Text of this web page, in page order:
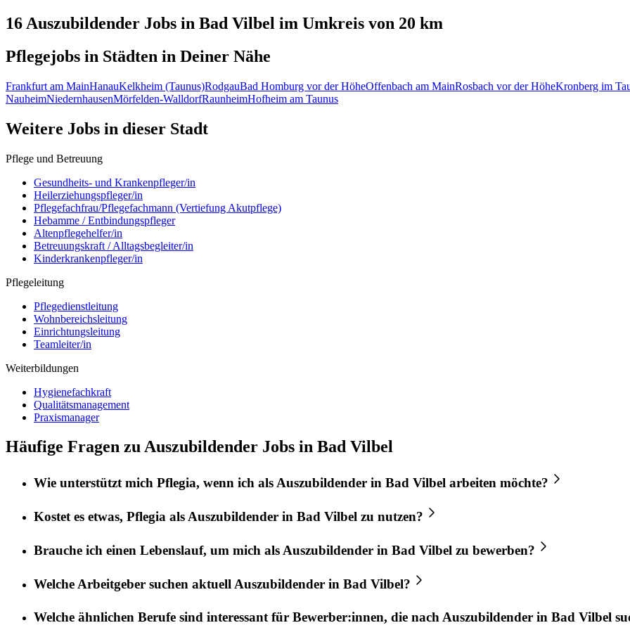
16 Auszubildender Jobs in Bad Vilbel im Umkreis von 20 km
Pflegejobs in Städten in Deiner Nähe
Frankfurt am MainHanauKelkheim (Taunus)RodgauBad Homburg vor der HöheOffenbach am MainRosbach vor der HöheKronberg im
NauheimNiedernhausenMörfelden-WalldorfRaunheimHofheim am Taunus
Weitere Jobs in dieser Stadt
Pflege und Betreuung
Gesundheits- und Krankenpfleger/in
Heilerziehungspfleger/in
Pflegefachfrau/Pflegefachmann (Vertiefung Akutpflege)
Hebamme / Entbindungspfleger
Altenpflegehelfer/in
Betreuungskraft / Alltagsbegleiter/in
Kinderkrankenpfleger/in
Pflegeleitung
Pflegedienstleitung
Wohnbereichsleitung
Einrichtungsleitung
Teamleiter/in
Weiterbildungen
Hygienefachkraft
Qualitätsmanagement
Praxismanager
Häufige Fragen zu Auszubildender Jobs in Bad Vilbel
Wie unterstützt mich Pflegia, wenn ich alsAuszubildender in Bad Vilbel arbeiten möchte?
Kostet es etwas, Pflegia als Auszubildender in Bad Vilbel zu nutzen?
Brauche ich einen Lebenslauf, um mich als Auszubildender in Bad Vilbel zu bewerben?
Welche Arbeitgeber suchen aktuell Auszubildender in Bad Vilbel?
Welche ähnlichen Berufe sind interessant für Bewerber:innen, die nachAuszubildender in Bad Vilbel